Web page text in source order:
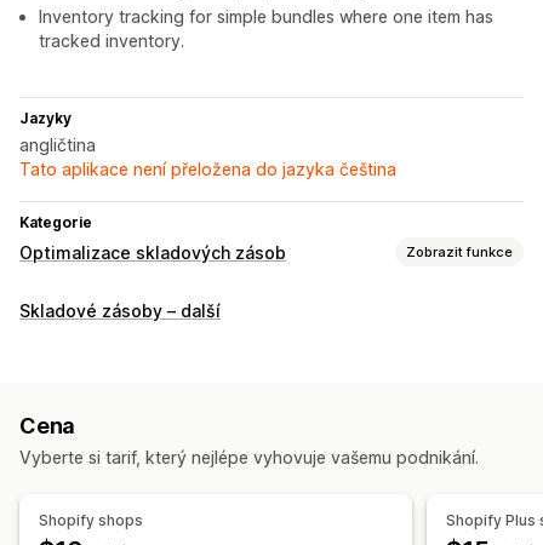
Inventory tracking for simple bundles where one item has
tracked inventory.
Jazyky
angličtina
Tato aplikace není přeložena do jazyka čeština
Kategorie
Optimalizace skladových zásob Zobrazit funkce
Správa skladových zásob
Řízení objednávek
Automatické zpracování
Skladové zásoby – další
Cena
Vyberte si tarif, který nejlépe vyhovuje vašemu podnikání.
Shopify shops Shopify Plus